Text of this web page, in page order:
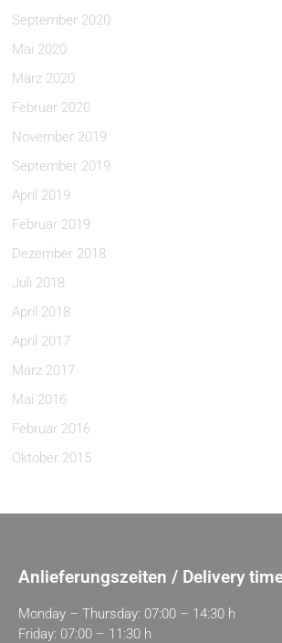
September 2020
Mai 2020
März 2020
Februar 2020
November 2019
September 2019
April 2019
Februar 2019
Dezember 2018
Juli 2018
April 2018
April 2017
März 2017
Mai 2016
Februar 2016
Oktober 2015
Anlieferungszeiten / Delivery
Monday – Thursday: 07:00 – 14:30 h
Friday: 07:00 – 11:30 h